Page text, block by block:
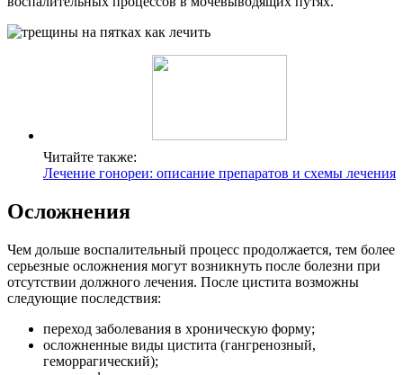
Читайте также:
Лечение гонореи: описание препаратов и схемы лечения
Осложнения
Чем дольше воспалительный процесс продолжается, тем более
серьезные осложнения могут возникнуть после болезни при
отсутствии должного лечения. После цистита возможны
следующие последствия:
переход заболевания в хроническую форму;
осложненные виды цистита (гангренозный,
геморрагический);